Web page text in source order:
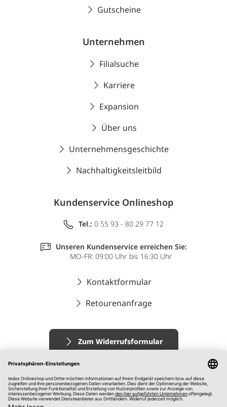
Gutscheine
Unternehmen
Filialsuche
Karriere
Expansion
Über uns
Unternehmensgeschichte
Nachhaltigkeitsleitbild
Kundenservice Onlineshop
Tel.: 0 55 93 - 80 29 77 12
Unseren Kundenservice erreichen Sie:
MO-FR: 09:00 Uhr bis 16:30 Uhr
Kontaktformular
Retourenanfrage
Zum Widerrufsformular
Impressum
AGB